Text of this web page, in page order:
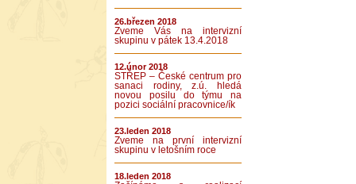
26.březen 2018
Zveme Vás na intervizní
skupinu v pátek 13.4.2018
12.únor 2018
STŘEP – České centrum pro
sanaci rodiny, z.ú. hledá
novou posilu do týmu na
pozici sociální pracovnice/ík
23.leden 2018
Zveme na první intervizní
skupinu v letošním roce
18.leden 2018